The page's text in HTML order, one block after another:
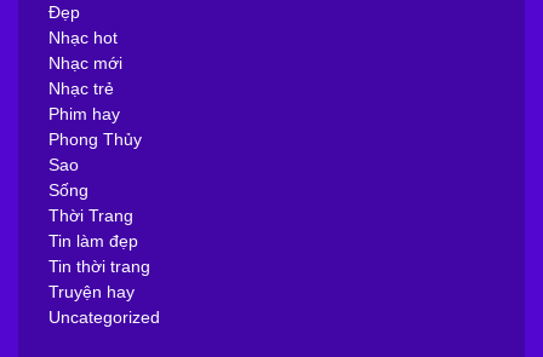
Đẹp
Nhạc hot
Nhạc mới
Nhạc trẻ
Phim hay
Phong Thủy
Sao
Sống
Thời Trang
Tin làm đẹp
Tin thời trang
Truyện hay
Uncategorized